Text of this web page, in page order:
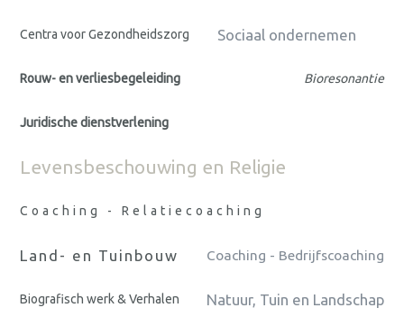
Centra voor Gezondheidszorg Sociaal ondernemen
Rouw- en verliesbegeleiding Bioresonantie
Juridische dienstverlening
Levensbeschouwing en Religie
Coaching - Relatiecoaching
Land- en Tuinbouw Coaching - Bedrijfscoaching
Biografisch werk & Verhalen Natuur, Tuin en Landschap